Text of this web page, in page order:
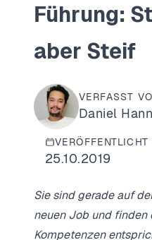
Führung:
aber Steif
VERFASST
Daniel
VERÖFFENTLICHT
25.10.2019
Sie sind gerade auf
neuen Job und finden
Kompetenzen